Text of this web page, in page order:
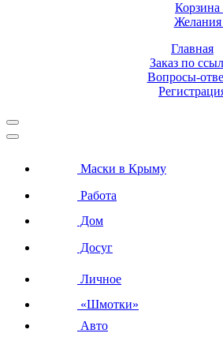
Корзина
Главная
Заказ по
Вопросы-
Маски в Крыму
Работа
Дом
Досуг
Личное
«Шмотки»
Авто